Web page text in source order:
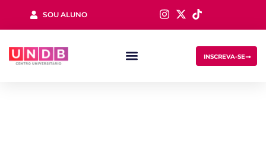
SOU ALUNO
INSCREVA-SE